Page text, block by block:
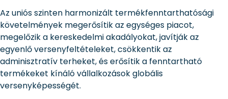
Az uniós szinten harmonizált termékfenntarthatósági
követelmények megerősítik az egységes piacot,
megelőzik a kereskedelmi akadályokat, javítják az
egyenlő versenyfeltételeket, csökkentik az
adminisztratív terheket, és erősítik a fenntartható
termékeket kínáló vállalkozások globális
versenyképességét.